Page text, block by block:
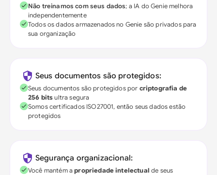
Não treinamos com seus dados; a IA do Genie melhora
independentemente
Todos os dados armazenados no Genie são privados para
sua organização
Seus documentos são protegidos:
Seus documentos são protegidos por criptografia de
256 bitsultra segura
Somos certificados ISO27001, então seus dados estão
protegidos
Segurança organizacional:
Você mantém apropriedade intelectual de seus